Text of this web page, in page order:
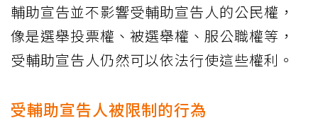
輔助宣告並不影響受輔助宣告人的公民權，
像是選舉投票權、被選舉權、服公職權等，
受輔助宣告人仍然可以依法行使這些權利。
受輔助宣告人被限制的行為